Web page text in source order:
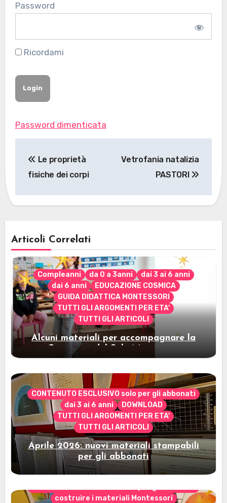
Password
Ricordami
Password dimenticata
articoli
Le proprietà
fisiche dei corpi
Vetrofania natalizia
PASTORI
Articoli Correlati
Compleanni da 0 a 3anni
dai 3 ai 6 anni
dai 6 anni
EDUCAZIONE COSMICA
GUIDA DIDATTICA MONTESSORI
TUTTI GLI ARGOMENTI PER ETA'
TUTTI GLI ARTICOLI
Alcuni materiali per accompagnare la
Cerimonia del Sole Montessori
CONTENUTO ESCLUSIVO solo per gli abbonati
dai 3 ai 6 anni
DOWNLOAD
TUTTI GLI ARGOMENTI PER ETA'
TUTTI GLI ARTICOLI
Aprile 2026: nuovi materiali stampabili
per gli abbonati
costruire i materiali Montessori